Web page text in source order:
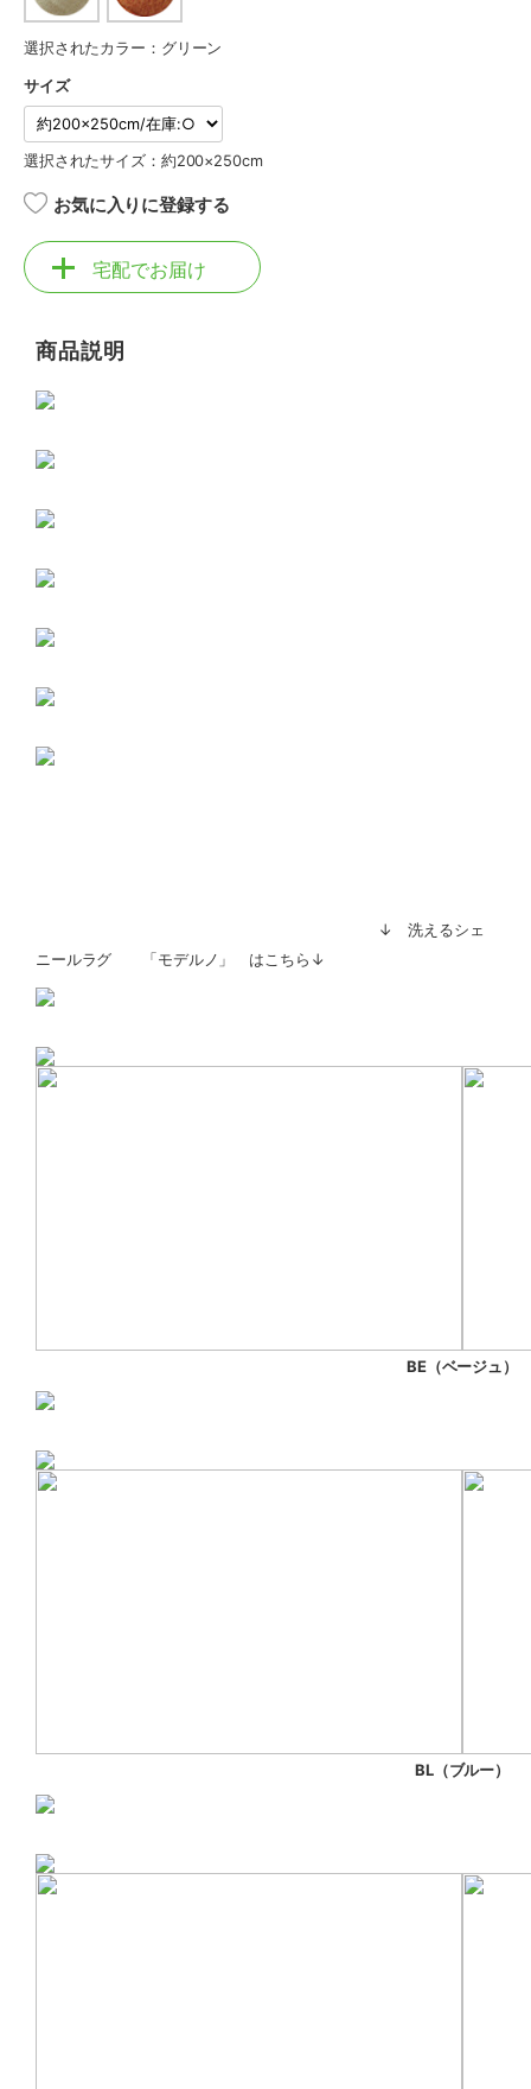
選択されたカラー：グリーン
サイズ
選択されたサイズ：約200×250cm
お気に入りに登録する
宅配でお届け
商品説明
↓ 洗えるシェ
ニールラグ 「モデルノ」 はこちら↓
BE（ベージュ）
BL（ブルー）